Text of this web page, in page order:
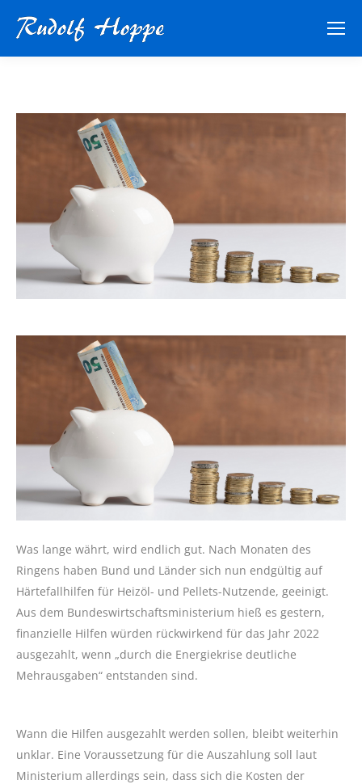
Was lange währt, wird endlich gut. Nach Monaten des
Ringens haben Bund und Länder sich nun endgültig auf
Härtefallhilfen für Heizöl- und Pellets-Nutzende, geeinigt.
Aus dem Bundeswirtschaftsministerium hieß es gestern,
finanzielle Hilfen würden rückwirkend für das Jahr 2022
ausgezahlt, wenn „durch die Energiekrise deutliche
Mehrausgaben“ entstanden sind.
Wann die Hilfen ausgezahlt werden sollen, bleibt weiterhin
unklar. Eine Voraussetzung für die Auszahlung soll laut
Ministerium allerdings sein, dass sich die Kosten der